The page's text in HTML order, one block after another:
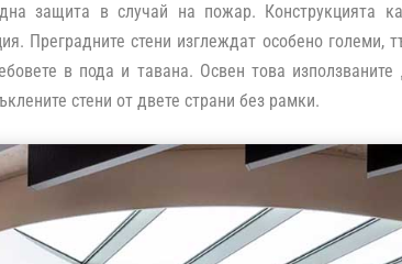
защита в случай на пожар. Конструкцията
Преградните стени изглеждат особено големи,
в пода и тавана. Освен това
стени от двете страни без рамки.